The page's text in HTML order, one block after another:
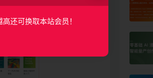
还可换取本站会员！